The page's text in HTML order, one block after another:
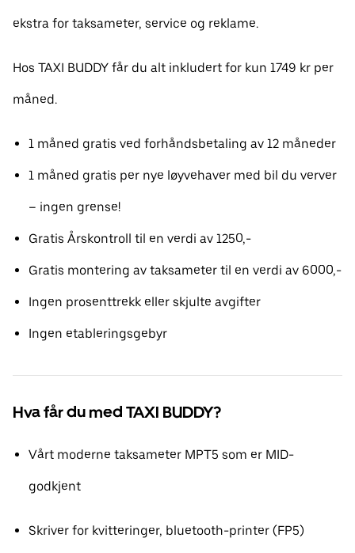
ekstra for taksameter, service og reklame.
Hos TAXI BUDDY får du alt inkludert for kun 1749 kr per
måned.
1 måned gratis ved forhåndsbetaling av 12 måneder
1 måned gratis per nye løyvehaver med bil du verver
– ingen grense!
Gratis Årskontroll til en verdi av 1250,-
Gratis montering av taksameter til en verdi av 6000,-
Ingen prosenttrekk eller skjulte avgifter
Ingen etableringsgebyr
Hva får du med TAXI BUDDY?
Vårt moderne taksameter MPT5 som er MID-
godkjent
Skriver for kvitteringer, bluetooth-printer (FP5)